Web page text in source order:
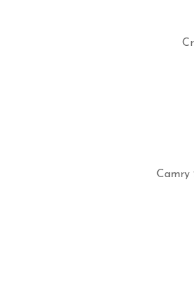
Camry